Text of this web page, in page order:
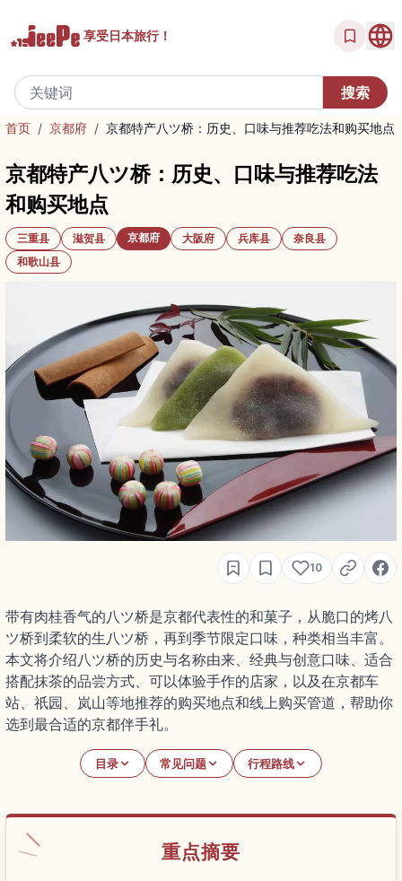
享受日本旅行！
首页 / 京都府 / 京都特产八ツ桥：历史、口味与推荐吃法和购买地点
京都特产八ツ桥：历史、口味与推荐吃法
和购买地点
三重县 滋贺县 京都府 大阪府 兵库县
奈良县
和歌山县
10
带有肉桂香气的八ツ桥是京都代表性的和菓子，从脆口的烤八
ツ桥到柔软的生八ツ桥，再到季节限定口味，种类相当丰富。
本文将介绍八ツ桥的历史与名称由来、经典与创意口味、适合
搭配抹茶的品尝方式、可以体验手作的店家，以及在京都车
站、祇园、岚山等地推荐的购买地点和线上购买管道，帮助你
选到最合适的京都伴手礼。
目录 常见问题 行程路线
重点摘要